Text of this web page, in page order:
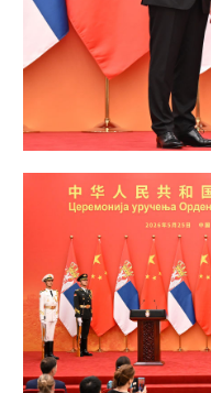
彩票
一带一路
文化产业
地方频道
北京 天津
辽宁 吉林
浙江 安徽